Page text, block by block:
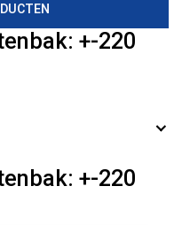
+-220
+-220